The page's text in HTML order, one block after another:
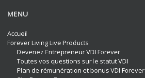
MENU
Accueil
Forever Living Live Products
Devenez Entrepreneur VDI Forever
Toutes vos questions sur le statut VDI
Plan de rémunération et bonus VDI Forever